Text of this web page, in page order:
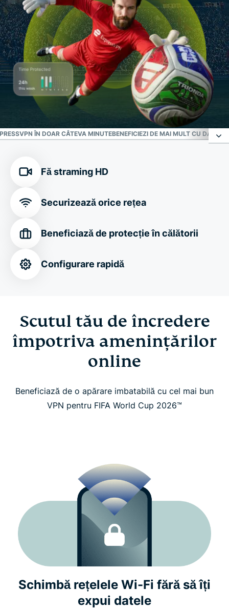
ÎN DOAR CÂTEVA MINUTEBENEFICIEZI DE MAI MULT CU DATE
online
Conexiune sigură în orice locație unde se joacă
FIFA World Cup 2026™
Personalizează-ți conexiunea
Beneficiezi de mai mult cu date eSIM gratuite,
Ce spun fanii noștri din întreaga lume despre noi
Întrebări frecvente
Fă straming HD
Securizează orice rețea
Beneficiază de protecție în călătorii
Configurare rapidă
Scutul tău de încredere
împotriva amenințărilor
online
Beneficiază de o apărare imbatabilă cu cel mai bun
VPN pentru FIFA World Cup 2026™
Schimbă rețelele Wi-Fi fără să îți
expui datele